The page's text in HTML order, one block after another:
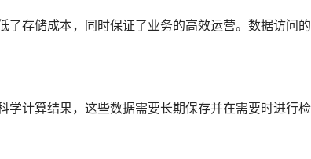
存储成本，同时保证了业务的高效运营。数据访问
计算结果，这些数据需要长期保存并在需要时进行